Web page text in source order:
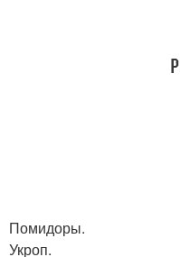
Помидоры.
Укроп.